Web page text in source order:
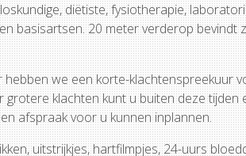
diëtiste, fysiotherapie,
basisartsen. 20 meter verderop bevindt
we een korte-klachtenspreekuur
klachten kunt u buiten deze
afspraak voor u kunnen inplannen.
uitstrijkjes, hartfilmpjes, 24-uurs